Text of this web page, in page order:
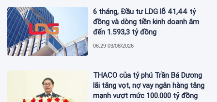
6 tháng, Đầu tư LDG lỗ 41,44 tỷ
đồng và dòng tiền kinh doanh âm
đến 1.593,3 tỷ đồng
06:29 03/08/2026
THACO của tỷ phú Trần Bá Dương
lãi tăng vọt, nợ vay ngân hàng tăng
mạnh vượt mức 100.000 tỷ đồng